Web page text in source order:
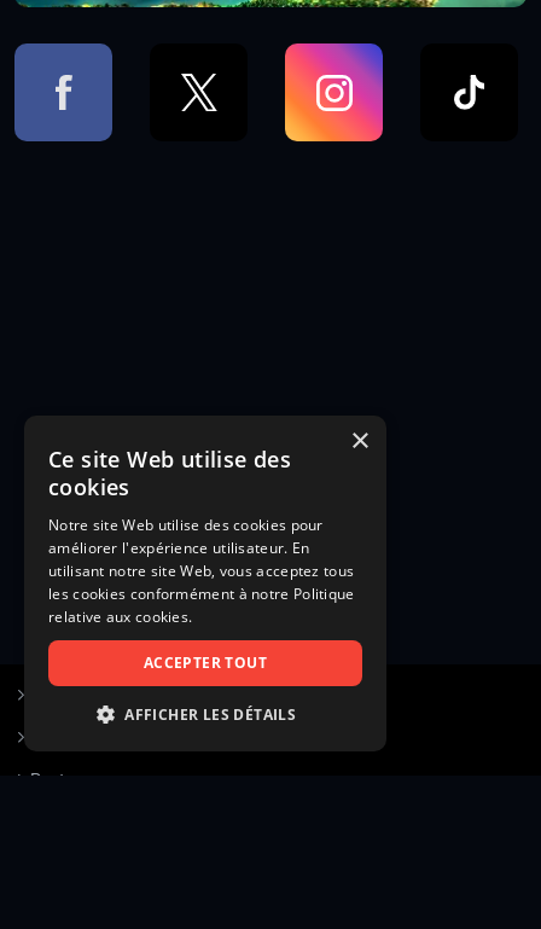
Poster une annonce
×
Ce site Web utilise des
cookies
Notre site Web utilise des cookies pour
améliorer l'expérience utilisateur. En
utilisant notre site Web, vous acceptez tous
les cookies conformément à notre Politique
relative aux cookies.
ACCEPTER TOUT
AFFICHER LES DÉTAILS